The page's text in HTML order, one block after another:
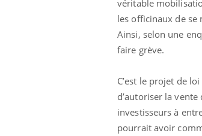
véritable
les officinaux de se
Ainsi, selon une
faire grève.
C’est le projet de
d’autoriser la
investisseurs à
pourrait avoir